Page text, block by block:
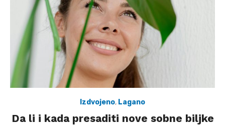
Izdvojeno, Lagano
Da li i kada presaditi nove sobne biljke